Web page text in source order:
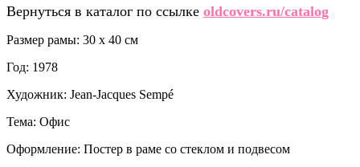
Вернуться в каталог по ссылке oldcovers.ru/catalog
Размер рамы: 30 x 40 см
Год: 1978
Художник: Jean-Jacques Sempé
Тема: Офис
Оформление: Постер в раме со стеклом и подвесом